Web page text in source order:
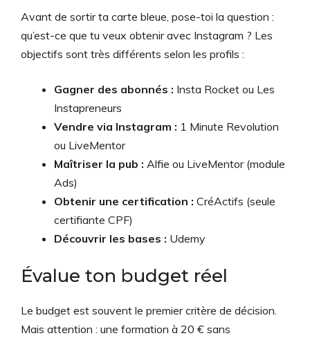
Avant de sortir ta carte bleue, pose-toi la question :
qu’est-ce que tu veux obtenir avec Instagram ? Les
objectifs sont très différents selon les profils :
Gagner des abonnés : Insta Rocket ou Les
Instapreneurs
Vendre via Instagram : 1 Minute Revolution
ou LiveMentor
Maîtriser la pub : Alfie ou LiveMentor (module
Ads)
Obtenir une certification : CréActifs (seule
certifiante CPF)
Découvrir les bases : Udemy
Évalue ton budget réel
Le budget est souvent le premier critère de décision.
Mais attention : une formation à 20 € sans